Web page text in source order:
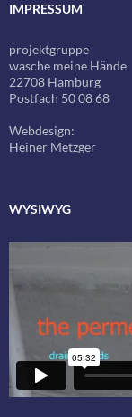
IMPRESSUM
projektgruppe
wasche meine Hände
22708 Hamburg
Postfach 50 08 68
Webdesign:
Heiner Metzger
WYSIWYG